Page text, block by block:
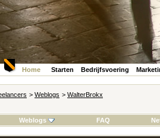
Home Starten Bedrijfsvoering
> Weblogs > WalterBrokx
Weblogs FAQ